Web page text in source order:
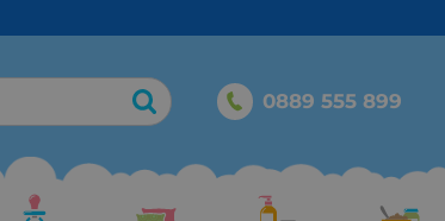
0889 555 899